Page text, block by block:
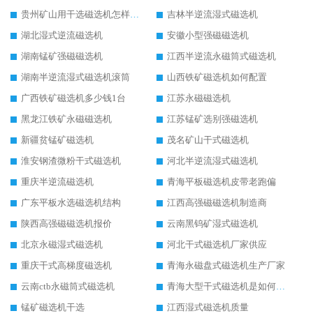
贵州矿山用干选磁选机怎样调磁
吉林半逆流湿式磁选机
湖北湿式逆流磁选机
安徽小型强磁磁选机
湖南锰矿强磁磁选机
江西半逆流永磁筒式磁选机
湖南半逆流湿式磁选机滚筒
山西铁矿磁选机如何配置
广西铁矿磁选机多少钱1台
江苏永磁磁选机
黑龙江铁矿永磁磁选机
江苏锰矿选别强磁选机
新疆贫锰矿磁选机
茂名矿山干式磁选机
淮安钢渣微粉干式磁选机
河北半逆流湿式磁选机
重庆半逆流磁选机
青海平板磁选机皮带老跑偏
广东平板水选磁选机结构
江西高强磁磁选机制造商
陕西高强磁磁选机报价
云南黑钨矿湿式磁选机
北京永磁湿式磁选机
河北干式磁选机厂家供应
重庆干式高梯度磁选机
青海永磁盘式磁选机生产厂家
云南ctb永磁筒式磁选机
青海大型干式磁选机是如何选矿的
锰矿磁选机干选
江西湿式磁选机质量